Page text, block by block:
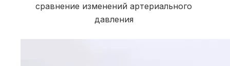
сравнение изменений артериального
давления